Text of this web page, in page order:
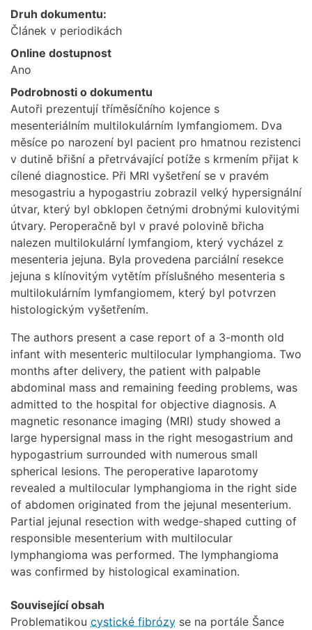
Druh dokumentu:
Článek v periodikách
Online dostupnost
Ano
Podrobnosti o dokumentu
Autoři prezentují tříměsíčního kojence s
mesenteriálním multilokulárním lymfangiomem. Dva
měsíce po narození byl pacient pro hmatnou rezistenci
v dutině břišní a přetrvávající potíže s krmením přijat k
cílené diagnostice. Při MRI vyšetření se v pravém
mesogastriu a hypogastriu zobrazil velký hypersignální
útvar, který byl obklopen četnými drobnými kulovitými
útvary. Peroperačně byl v pravé polovině břicha
nalezen multilokulární lymfangiom, který vycházel z
mesenteria jejuna. Byla provedena parciální resekce
jejuna s klínovitým vytětím příslušného mesenteria s
multilokulárním lymfangiomem, který byl potvrzen
histologickým vyšetřením.
The authors present a case report of a 3-month old
infant with mesenteric multilocular lymphangioma. Two
months after delivery, the patient with palpable
abdominal mass and remaining feeding problems, was
admitted to the hospital for objective diagnosis. A
magnetic resonance imaging (MRI) study showed a
large hypersignal mass in the right mesogastrium and
hypogastrium surrounded with numerous small
spherical lesions. The peroperative laparotomy
revealed a multilocular lymphangioma in the right side
of abdomen originated from the jejunal mesenterium.
Partial jejunal resection with wedge-shaped cutting of
responsible mesenterium with multilocular
lymphangioma was performed. The lymphangioma
was confirmed by histological examination.
Související obsah
Problematikou cystické fibrózy se na portále Šance